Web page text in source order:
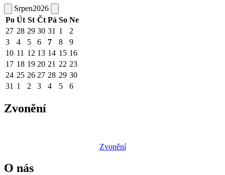
Srpen2026
Po Út St Čt Pá So Ne
27 28 29 30 31 1
2
3
4 5 6 7 8
9
10 11 12 13 14 15 16
17 18 19 20 21 22 23
24 25 26 27 28 29 30
31 1 2 3 4 5 6
Zvonění
Zvonění
O nás